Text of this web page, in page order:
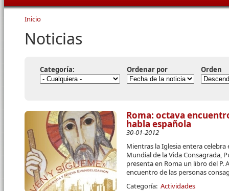
Se encuentra usted aquí
Inicio
Noticias
Categoría: Ordenar por Orden
Roma: octava
habla española
30-01-2012
Mientras la Iglesia entera
Mundial de la Vida Consagrada,
presenta en Roma un libro del P.
encuentro de las personas
Categoría: Actividades